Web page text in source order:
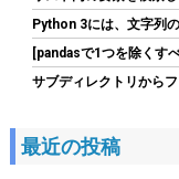
アルミニウム 黒
(5422382)
こちら)
Python 3には、文字列
[pandasで1つを除くす
サブディレクトリから
最近の投稿